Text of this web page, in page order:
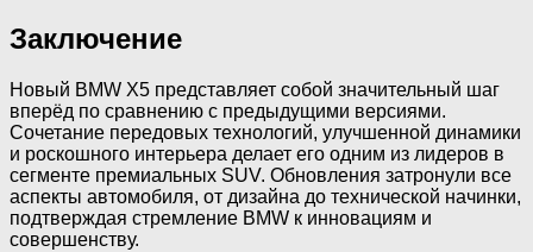
Заключение
Новый BMW X5 представляет собой значительный шаг
вперёд по сравнению с предыдущими версиями.
Сочетание передовых технологий, улучшенной динамики
и роскошного интерьера делает его одним из лидеров в
сегменте премиальных SUV. Обновления затронули все
аспекты автомобиля, от дизайна до технической начинки,
подтверждая стремление BMW к инновациям и
совершенству.